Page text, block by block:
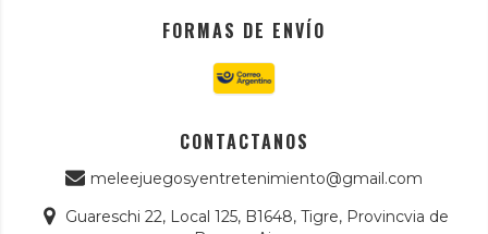
FORMAS DE ENVÍO
CONTACTANOS
meleejuegosyentretenimiento@gmail.com
Guareschi 22, Local 125, B1648, Tigre, Provincvia de